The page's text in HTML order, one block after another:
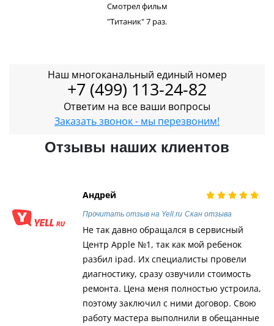
Смотрел фильм
"Титаник" 7 раз.
Наш многоканальный единый номер
+7 (499) 113-24-82
Ответим на все ваши вопросы
Заказать звонок - мы перезвоним!
Отзывы наших клиентов
Андрей
Прочитать отзыв на Yell.ru Скан отзыва
Не так давно обращался в сервисный
Центр Apple №1, так как мой ребенок
разбил ipad. Их специалисты провели
диагностику, сразу озвучили стоимость
ремонта. Цена меня полностью устроила,
поэтому заключил с ними договор. Свою
работу мастера выполнили в обещанные